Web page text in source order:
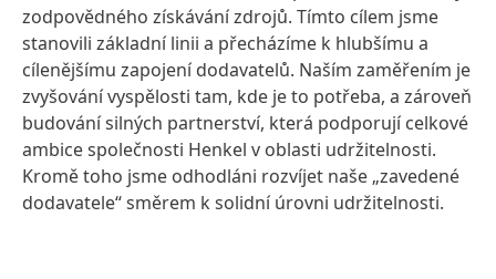
zodpovědného získávání zdrojů. Tímto cílem jsme
stanovili základní linii a přecházíme k hlubšímu a
cílenějšímu zapojení dodavatelů. Naším zaměřením je
zvyšování vyspělosti tam, kde je to potřeba, a zároveň
budování silných partnerství, která podporují celkové
ambice společnosti Henkel v oblasti udržitelnosti.
Kromě toho jsme odhodláni rozvíjet naše „zavedené
dodavatele“ směrem k solidní úrovni udržitelnosti.